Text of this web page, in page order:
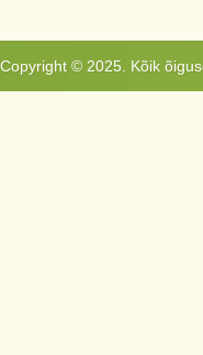
Copyright © 2025. Kõik